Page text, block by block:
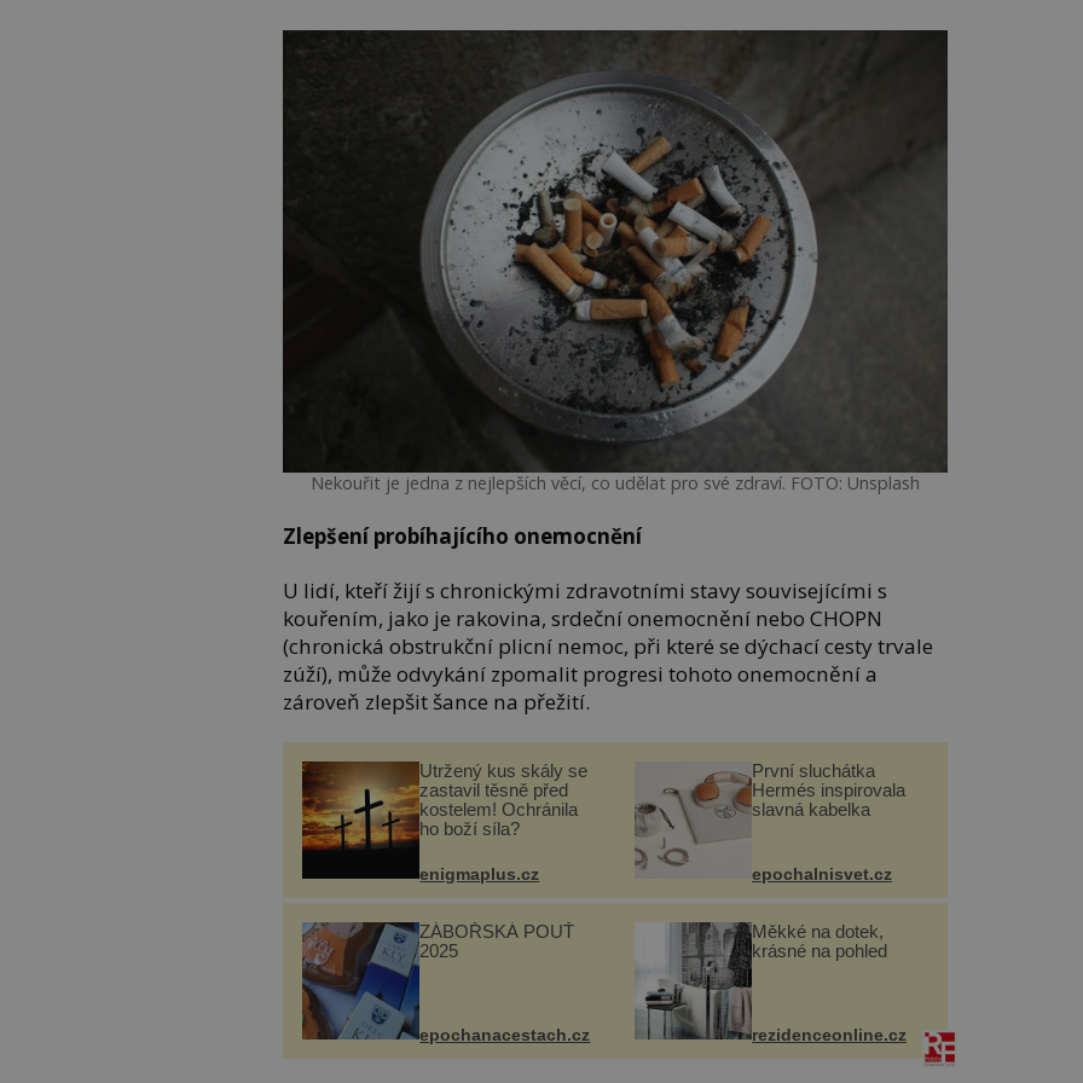
Nekouřit je jedna z nejlepších věcí, co udělat pro své zdraví. FOTO: Unsplash
Zlepšení probíhajícího onemocnění
U lidí, kteří žijí s chronickými zdravotními stavy souvisejícími s
kouřením, jako je rakovina, srdeční onemocnění nebo CHOPN
(chronická obstrukční plicní nemoc, při které se dýchací cesty trvale
zúží), může odvykání zpomalit progresi tohoto onemocnění a
zároveň zlepšit šance na přežití.
Utržený kus skály se
zastavil těsně před
kostelem! Ochránila
ho boží síla?
enigmaplus.cz
První sluchátka
Hermés inspirovala
slavná kabelka
epochalnisvet.cz
ZÁBOŘSKÁ POUŤ
2025
epochanacestach.cz
Měkké na dotek,
krásné na pohled
rezidenceonline.cz